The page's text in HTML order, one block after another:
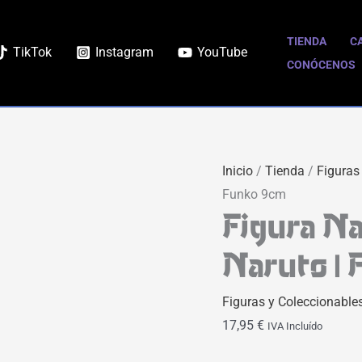
TikTok Instagram YouTube
TIENDA
CONÓCENOS
Inicio /Tienda /
Funko 9cm
Figura
Naruto |
Figuras y
17,95€ IVA Incluído
Uzumaki
|
Funko
9cm
cantidad